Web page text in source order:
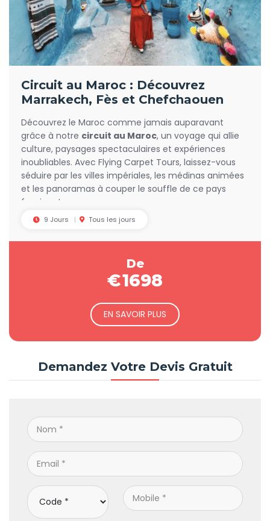
Circuit au Maroc : Découvrez
Marrakech, Fès et Chefchaouen
Découvrez le Maroc comme jamais auparavant
grâce à notre circuit au Maroc, un voyage qui allie
culture, paysages spectaculaires et expériences
inoubliables. Avec Flying Carpet Tours, laissez-vous
séduire par les villes impériales, les médinas animées
et les panoramas à couper le souffle de ce pays
fascinant.
9 Jours Tous les jours
De
€1698
EN SAVOIR PLUS
Demandez Votre Devis Gratuit